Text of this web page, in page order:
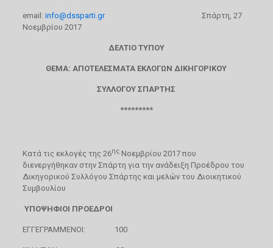
email : info@dssparti.gr
Σπάρτη, 27
Νοεμβρίου 2017
ΔΕΛΤΙΟ ΤΥΠΟΥ
ΘΕΜΑ: ΑΠΟΤΕΛΕΣΜΑΤΑ ΕΚΛΟΓΩΝ ΔΙΚΗΓΟΡΙΚΟΥ
ΣΥΛΛΟΓΟΥ ΣΠΑΡΤΗΣ
*********
Κατά τις εκλογές της 26ηςΝοεμβρίου 2017 που
διενεργήθηκαν στην Σπάρτη για την ανάδειξη Προέδρου του
Δικηγορικού Συλλόγου Σπάρτης και μελών του Διοικητικού
Συμβουλίου
ΥΠΟΨΗΦΙΟΙ ΠΡΟΕΔΡΟΙ
ΕΓΓΕΓΡΑΜΜΕΝΟΙ: 100